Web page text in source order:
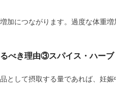
加につながります。過度な体重
べき理由③スパイス・ハーブ
として摂取する量であれば、妊